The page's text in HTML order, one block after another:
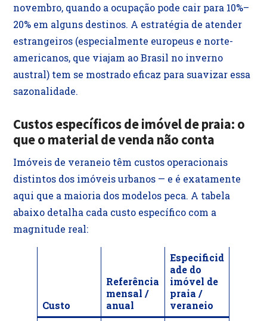
novembro, quando a ocupação pode cair para 10%–
20% em alguns destinos. A estratégia de atender
estrangeiros (especialmente europeus e norte-
americanos, que viajam ao Brasil no inverno
austral) tem se mostrado eficaz para suavizar essa
sazonalidade.
Custos específicos de imóvel de praia: o
que o material de venda não conta
Imóveis de veraneio têm custos operacionais
distintos dos imóveis urbanos — e é exatamente
aqui que a maioria dos modelos peca. A tabela
abaixo detalha cada custo específico com a
magnitude real:
Custo
Referência
mensal /
anual
Especificid
ade do
imóvel de
praia /
veraneio